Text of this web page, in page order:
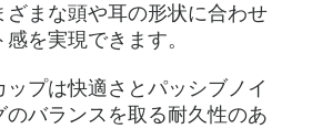
ざまな頭や耳の形状に合わせ
を実現できます。
ップは快適さとパッシブノイ
のバランスを取る耐久性のあ